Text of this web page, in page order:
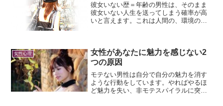
彼女いない歴＝年齢の男性は、そのまま
彼女いない人生を送ってしまう確率が高
いと言えます。これは人間の、環境の変
女性心理
女性があなたに魅力を感じない2
つの原因
モテない男性は自分で自分の魅力を消す
ような行動をしています。やればやるほ
ど魅力を失い、非モテスパイラルに突入